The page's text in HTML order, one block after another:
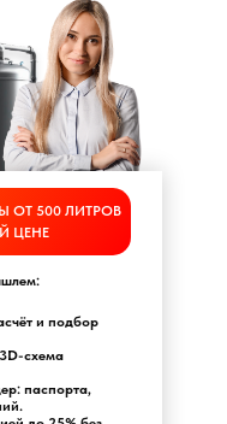
и подбор
схема
паспорта,
ОТ 500 ЛИТРОВ
ЦЕНЕ